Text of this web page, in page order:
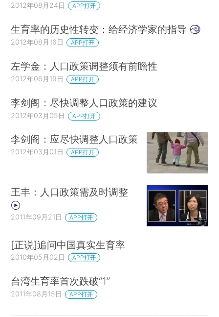
2012年08月24日 APP打开
生育率的历史性转变：给经济学家的指导
2012年08月16日 APP打开
左学金：人口政策调整须有前瞻性
2012年06月19日 APP打开
李剑阁：尽快调整人口政策的建议
2012年03月05日 APP打开
李剑阁：应尽快调整人口政策
2012年03月01日 APP打开
王丰：人口政策需及时调整
2011年09月21日 APP打开
[正说]追问中国真实生育率
2010年05月02日 APP打开
台湾生育率首次跌破“1”
2011年08月15日 APP打开